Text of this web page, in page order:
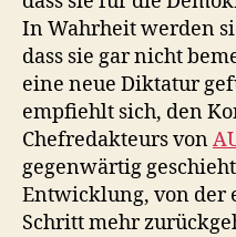
In Wahrheit werden
dass sie gar nicht
eine neue Diktatur
empfiehlt sich, den
Chefredakteurs von
gegenwärtig
Entwicklung, von der
Schritt mehr